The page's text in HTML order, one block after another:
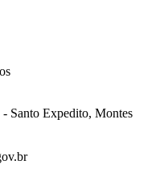
Santo Expedito, Montes